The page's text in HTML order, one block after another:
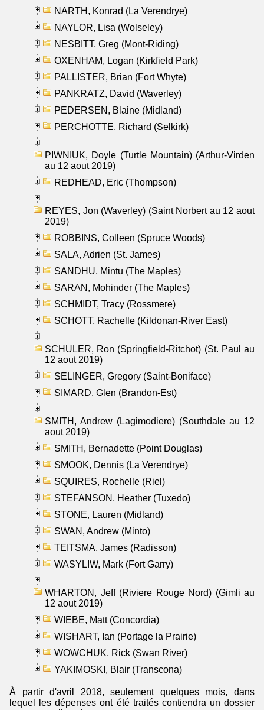
NARTH, Konrad (La Verendrye)
NAYLOR, Lisa (Wolseley)
NESBITT, Greg (Mont-Riding)
OXENHAM, Logan (Kirkfield Park)
PALLISTER, Brian (Fort Whyte)
PANKRATZ, David (Waverley)
PEDERSEN, Blaine (Midland)
PERCHOTTE, Richard (Selkirk)
PIWNIUK, Doyle (Turtle Mountain) (Arthur-Virden
au 12 aout 2019)
REDHEAD, Eric (Thompson)
REYES, Jon (Waverley) (Saint Norbert au 12 aout
2019)
ROBBINS, Colleen (Spruce Woods)
SALA, Adrien (St. James)
SANDHU, Mintu (The Maples)
SARAN, Mohinder (The Maples)
SCHMIDT, Tracy (Rossmere)
SCHOTT, Rachelle (Kildonan-River East)
SCHULER, Ron (Springfield-Ritchot) (St. Paul au
12 aout 2019)
SELINGER, Gregory (Saint-Boniface)
SIMARD, Glen (Brandon-Est)
SMITH, Andrew (Lagimodiere) (Southdale au 12
aout 2019)
SMITH, Bernadette (Point Douglas)
SMOOK, Dennis (La Verendrye)
SQUIRES, Rochelle (Riel)
STEFANSON, Heather (Tuxedo)
STONE, Lauren (Midland)
SWAN, Andrew (Minto)
TEITSMA, James (Radisson)
WASYLIW, Mark (Fort Garry)
WHARTON, Jeff (Riviere Rouge Nord) (Gimli au
12 aout 2019)
WIEBE, Matt (Concordia)
WISHART, Ian (Portage la Prairie)
WOWCHUK, Rick (Swan River)
YAKIMOSKI, Blair (Transcona)
À partir d'avril 2018, seulement quelques mois, dans
lequel les dépenses ont été traités contiendra un dossier